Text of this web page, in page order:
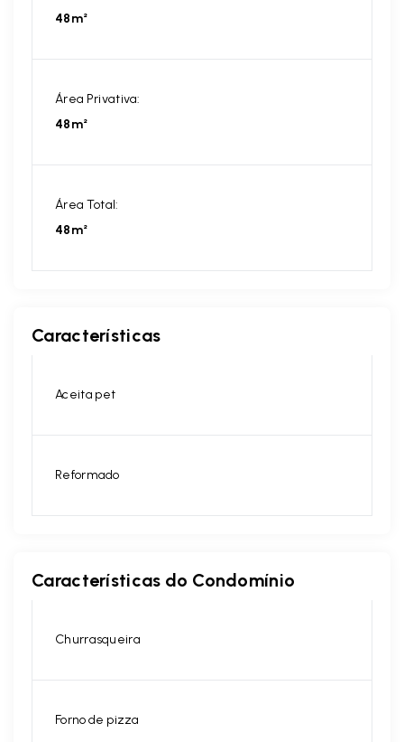
48m²
Área Privativa:
48m²
Área Total:
48m²
Características
Aceita pet
Reformado
Características do Condomínio
Churrasqueira
Forno de pizza